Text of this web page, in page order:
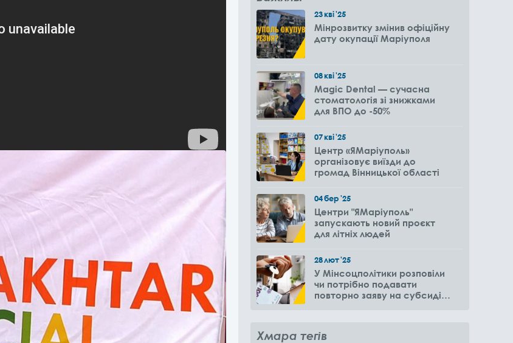
23кві'25
Мінрозвитку змінив офіційну
дату окупації Маріуполя
08кві'25
Magic Dental — сучасна
стоматологія зі знижками
для ВПО до -50%
07кві'25
Центр «ЯМаріуполь»
організовує виїзди до
громад Вінницької області
04бер'25
Центри "ЯМаріуполь"
запускають новий проєкт
для літніх людей
28лют'25
У Мінсоцполітики розповіли
чи потрібно подавати
повторно заяву на субсидію
Хмара тегів